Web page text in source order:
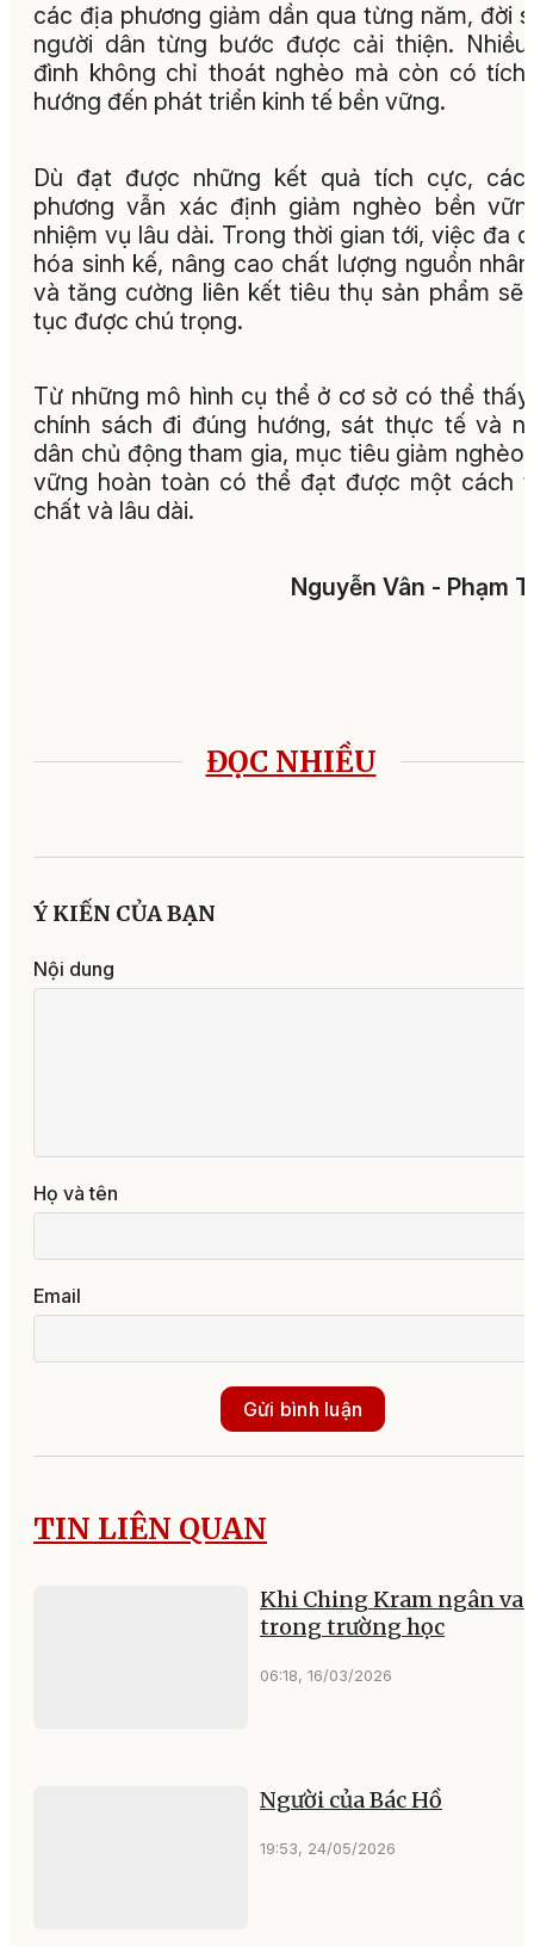
các địa phương giảm dần qua từng năm, đời
người dân từng bước được cải thiện.
đình không chỉ thoát nghèo mà còn có tích
hướng đến phát triển kinh tế bền vững.
Dù đạt được những kết quả tích cực, các
phương vẫn xác định giảm nghèo bền
nhiệm vụ lâu dài. Trong thời gian tới, việc đa
hóa sinh kế, nâng cao chất lượng nguồn
và tăng cường liên kết tiêu thụ sản phẩm sẽ
tục được chú trọng.
Từ những mô hình cụ thể ở cơ sở có thể
chính sách đi đúng hướng, sát thực tế và
dân chủ động tham gia, mục tiêu giảm nghèo
vững hoàn toàn có thể đạt được một cách
chất và lâu dài.
Nguyễn Vân - Phạm
ĐỌC NHIỀU
Ý KIẾN CỦA BẠN
Nội dung
Họ và tên
Email
Gửi bình luận
TIN LIÊN QUAN
Khi Ching Kram ngân
trong trường học
06:18, 16/03/2026
Người của Bác Hồ
19:53, 24/05/2026